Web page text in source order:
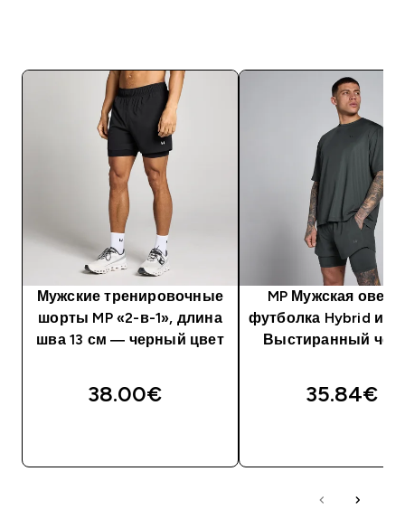
Мужские тренировочные
шорты MP «2-в-1», длина
шва 13 см — черный цвет
38.00€‎
MP Мужская
футболка Hybrid из
Выстиранный
35.84€‎